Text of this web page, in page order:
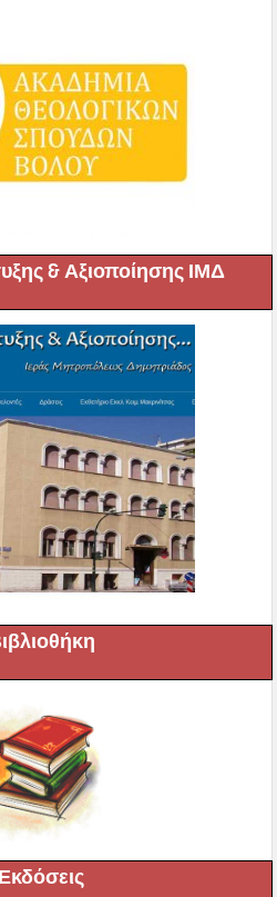
& Αξιοποίησης ΙΜΔ
Εκδόσεις